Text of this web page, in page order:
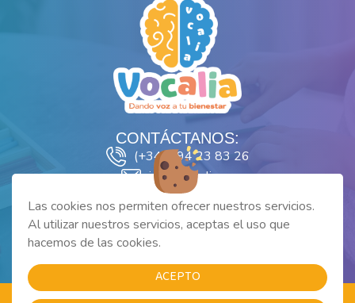
Las cookies nos permiten ofrecer nuestros servicios.
Al utilizar nuestros servicios, aceptas el uso que
hacemos de las cookies.
ACEPTO
CONTÁCTANOS:
(+34) 694 23 83 26
info@vocalia.es
SÍGUENOS EN:
Aviso Legal|Cookies|Política de Privacidad
Copyright 2024 - Vocalia. Todos los derechos reservados